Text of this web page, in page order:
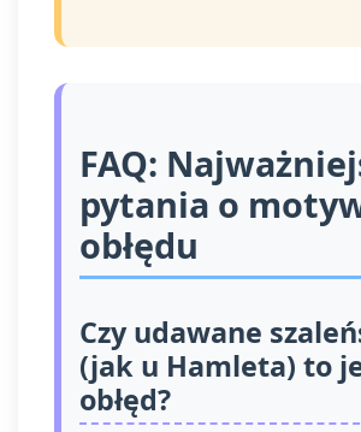
FAQ:
pytania o
obłędu
Czy udawane
(jak u Hamleta) to
obłęd?